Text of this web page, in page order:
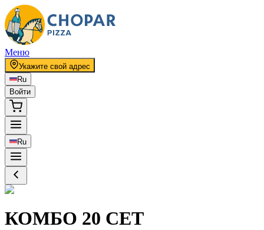
Меню
Укажите свой адрес
Ru
Войти
Ru
КОМБО 20 СЕТ